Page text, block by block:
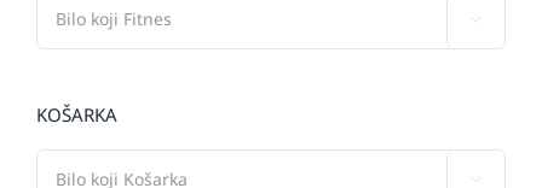
KOŠARKA